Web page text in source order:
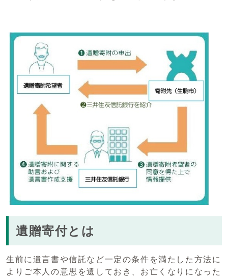
遺贈寄付とは
生前に遺言書や信託など一定の条件を満たした方法に
よりご本人の意思を遺しておき、お亡くなりになった